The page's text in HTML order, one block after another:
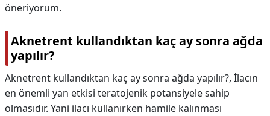
öneriyorum.
Aknetrent kullandıktan kaç ay sonra ağda
yapılır?
Aknetrent kullandıktan kaç ay sonra ağda yapılır?, İlacın
en önemli yan etkisi teratojenik potansiyele sahip
olmasıdır. Yani ilacı kullanırken hamile kalınması